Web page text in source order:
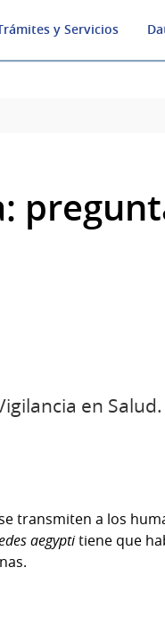
y Servicios
en Salud.
transmiten a los
aegyptitiene que